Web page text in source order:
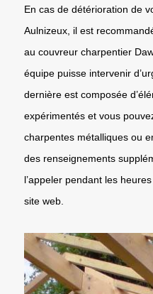
En cas de détérioration de
Aulnizeux, il est
au couvreur charpentier
équipe puisse intervenir
dernière est composée
expérimentés et vous
charpentes métalliques ou
des renseignements
l’appeler pendant les
site web.